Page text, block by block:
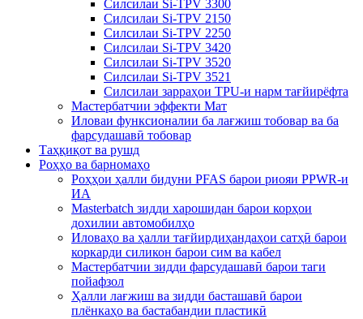
Силсилаи Si-TPV 3300
Силсилаи Si-TPV 2150
Силсилаи Si-TPV 2250
Силсилаи Si-TPV 3420
Силсилаи Si-TPV 3520
Силсилаи Si-TPV 3521
Силсилаи зарраҳои TPU-и нарм тағйирёфта
Мастербатчии эффекти Мат
Иловаи функсионалии ба лағжиш тобовар ва ба
фарсудашавӣ тобовар
Таҳқиқот ва рушд
Роҳҳо ва барномаҳо
Роҳҳои ҳалли бидуни PFAS барои риояи PPWR-и
ИА
Masterbatch зидди харошидан барои корҳои
дохилии автомобилҳо
Иловаҳо ва ҳалли тағйирдиҳандаҳои сатҳӣ барои
коркарди силикон барои сим ва кабел
Мастербатчии зидди фарсудашавӣ барои таги
пойафзол
Ҳалли лағжиш ва зидди басташавӣ барои
плёнкаҳо ва бастабандии пластикӣ